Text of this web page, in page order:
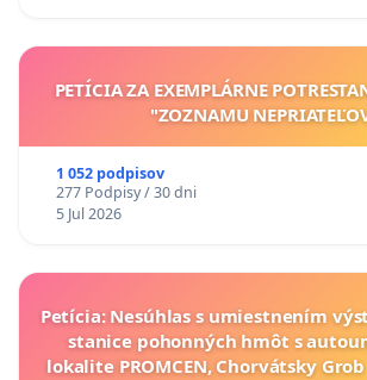
PETÍCIA ZA EXEMPLÁRNE
"ZOZNAMU
1 052 podpisov
277 Podpisy / 30 dni
5 Jul 2026
Petícia: Nesúhlas s umiestnením
stanice pohonných hmôt s
lokalite PROMCEN, Chorvátsky